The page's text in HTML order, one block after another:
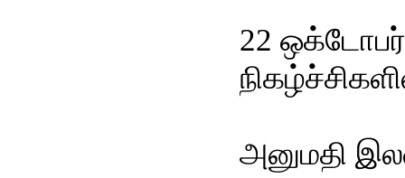
22
அனுமதி